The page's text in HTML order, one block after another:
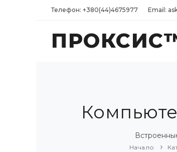
Телефон: +380(44)4675977 Email:
Начало